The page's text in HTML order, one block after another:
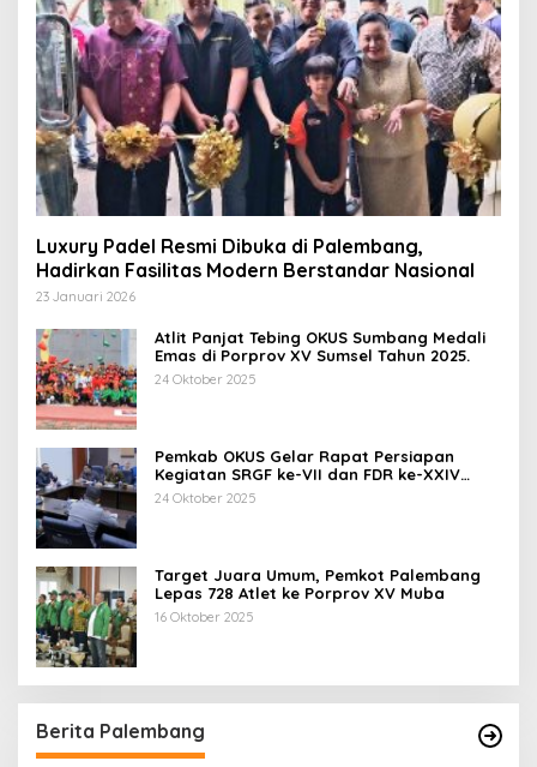
Luxury Padel Resmi Dibuka di Palembang,
Hadirkan Fasilitas Modern Berstandar Nasional
23 Januari 2026
Atlit Panjat Tebing OKUS Sumbang Medali
Emas di Porprov XV Sumsel Tahun 2025.
24 Oktober 2025
Pemkab OKUS Gelar Rapat Persiapan
Kegiatan SRGF ke-VII dan FDR ke-XXIV
Tahun 2025
24 Oktober 2025
Target Juara Umum, Pemkot Palembang
Lepas 728 Atlet ke Porprov XV Muba
16 Oktober 2025
Berita Palembang